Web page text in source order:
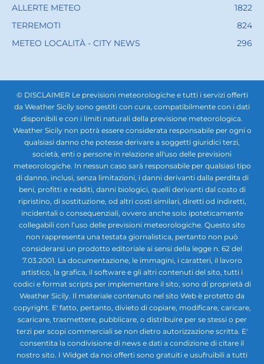
ALLERTE METEO
1822
TERREMOTI
824
METEO LOCALITÀ - CITY NEWS
296
© DISCLAIMER Le previsioni meteorologiche e tutti i servizi offerti
da Weather Sicily sono gestiti con cura, compatibilmente con i dati
disponibili e con i limiti naturali della previsione meteorologica.
Weather Sicily non potrà essere considerata responsabile per ogni o
qualsiasi danno che potesse derivare a soggetti giuridici terzi,
società, enti o persone in relazione all'uso delle previsioni
meteorologiche. In nessun caso sarà responsabile per qualsiasi tipo
di danno, inclusi, senza limitazioni, i danni derivanti dalla perdita di
beni, profitti e redditi, danni biologici, quelli derivanti dal costo di
ripristino, di sostituzione, od altri costi similari, diretti od indiretti,
incidentali o consequenziali, ovvero anche solo ipoteticamente
collegabili con l’uso delle previsioni meteorologiche. Questo sito
non rappresenta una testata giornalistica, pertanto non può
considerarsi un prodotto editoriale ai sensi della legge n. 62 del
7.03.2001. La documentazione, le immagini, i caratteri, il lavoro
artistico, la grafica, il software e gli altri contenuti del sito, tutti i
codici e format scripts per implementare il sito, sono di proprietà di
Weather Sicily. Il materiale contenuto nel sito Web è protetto da
copyright. E' fatto, pertanto, divieto di copiare, modificare, caricare,
scaricare, trasmettere, pubblicare, o distribuire per se stessi o per
terzi per scopi commerciali se non dietro autorizzazione scritta. E'
consentita la condivisione di news e dati a condizione di citare il
nostro sito. I Widget da noi offerti sono gratuiti e usufruibili a tutti